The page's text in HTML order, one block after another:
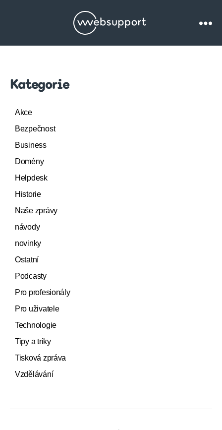
Websupport.cz
Kategorie
Akce
Bezpečnost
Business
Domény
Helpdesk
Historie
Naše zprávy
návody
novinky
Ostatní
Podcasty
Pro profesionály
Pro uživatele
Technologie
Tipy a triky
Tisková zpráva
Vzdělávání